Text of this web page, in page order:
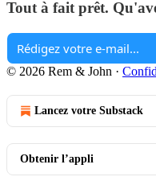
Tout à fait prêt.
© 2026 Rem & John ·
Lancez votre Substack
Obtenir l’appli